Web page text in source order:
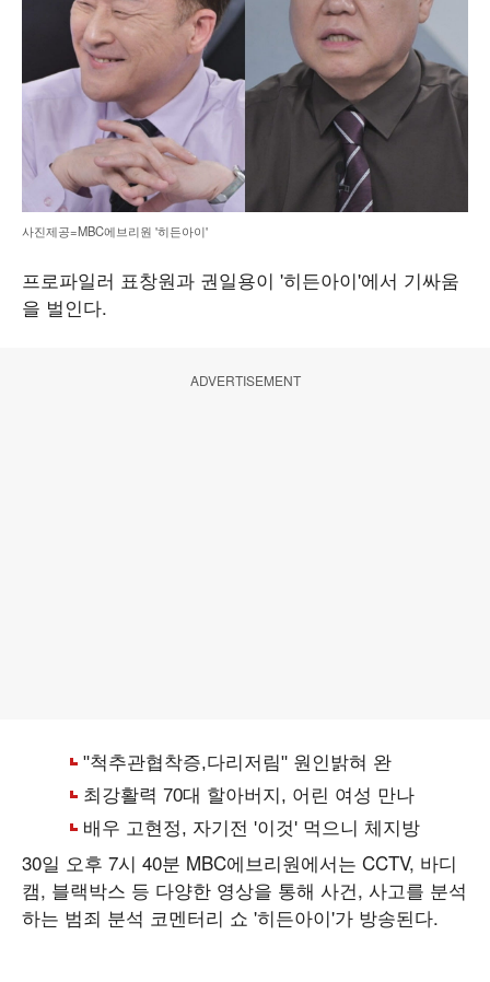
사진제공=MBC에브리원 '히든아이'
프로파일러 표창원과 권일용이 '히든아이'에서 기싸움
을 벌인다.
ADVERTISEMENT
30일 오후 7시 40분 MBC에브리원에서는 CCTV, 바디
캠, 블랙박스 등 다양한 영상을 통해 사건, 사고를 분석
하는 범죄 분석 코멘터리 쇼 '히든아이'가 방송된다.